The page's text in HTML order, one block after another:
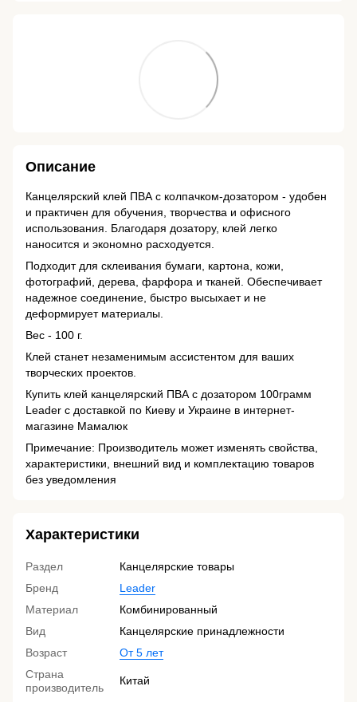
Описание
Канцелярский клей ПВА с колпачком-дозатором - удобен
и практичен для обучения, творчества и офисного
использования. Благодаря дозатору, клей легко
наносится и экономно расходуется.
Подходит для склеивания бумаги, картона, кожи,
фотографий, дерева, фарфора и тканей. Обеспечивает
надежное соединение, быстро высыхает и не
деформирует материалы.
Вес - 100 г.
Клей станет незаменимым ассистентом для ваших
творческих проектов.
Купить клей канцелярский ПВА с дозатором 100грамм
Leader с доставкой по Киеву и Украине в интернет-
магазине Мамалюк
Примечание: Производитель может изменять свойства,
характеристики, внешний вид и комплектацию товаров
без уведомления
Характеристики
Раздел
Канцелярские товары
Бренд
Leader
Материал
Комбинированный
Вид
Канцелярские принадлежности
Возраст
От 5 лет
Страна
производитель
Китай